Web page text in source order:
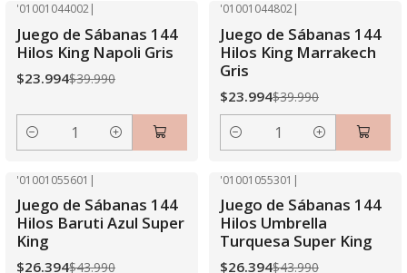
'01001044002|
Juego de Sábanas 144
Hilos King Napoli Gris
$23.994$39.990
Cantidad
'01001044802|
Juego de Sábanas 144
Hilos King Marrakech
Gris
$23.994$39.990
Cantidad
'01001055601 |
Juego de Sábanas 144
Hilos Baruti Azul Super
King
$26.394$43.990
'01001055301 |
Juego de Sábanas 144
Hilos Umbrella
Turquesa Super King
$26.394$43.990